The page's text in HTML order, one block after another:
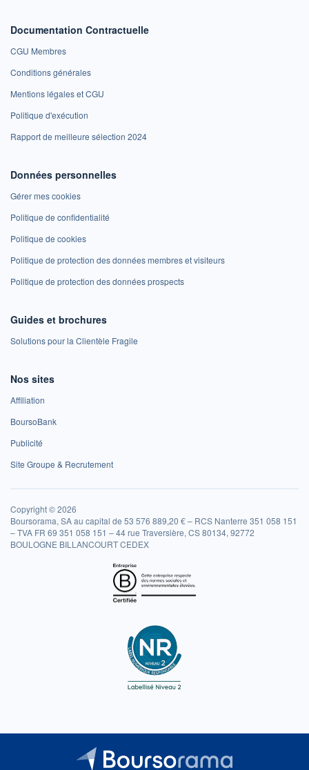
Documentation Contractuelle
CGU Membres
Conditions générales
Mentions légales et CGU
Politique d'exécution
Rapport de meilleure sélection 2024
Données personnelles
Gérer mes cookies
Politique de confidentialité
Politique de cookies
Politique de protection des données membres et visiteurs
Politique de protection des données prospects
Guides et brochures
Solutions pour la Clientèle Fragile
Nos sites
Affiliation
BoursoBank
Publicité
Site Groupe & Recrutement
Copyright © 2026
Boursorama, SA au capital de 53 576 889,20 € – RCS Nanterre 351 058 151
– TVA FR 69 351 058 151 – 44 rue Traversière, CS 80134, 92772
BOULOGNE BILLANCOURT CEDEX